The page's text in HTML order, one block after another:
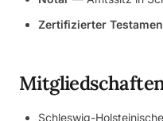
Zertifizierter
Schleswig-